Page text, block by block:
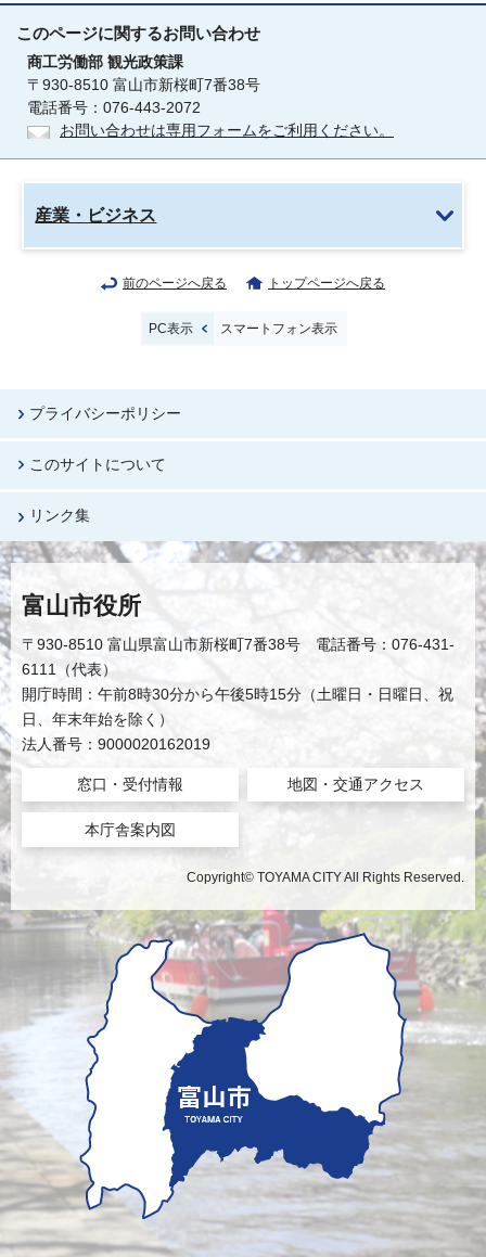
このページに関するお問い合わせ
商工労働部 観光政策課
〒930-8510 富山市新桜町7番38号
電話番号：076-443-2072
お問い合わせは専用フォームをご利用ください。
産業・ビジネス
前のページへ戻る トップページへ戻る
PC表示 スマートフォン表示
プライバシーポリシー
このサイトについて
リンク集
富山市役所
〒930-8510 富山県富山市新桜町7番38号 電話番号：076-431-
6111（代表）
開庁時間：午前8時30分から午後5時15分（土曜日・日曜日、祝
日、年末年始を除く）
法人番号：9000020162019
窓口・受付情報 地図・交通アクセス
本庁舎案内図
Copyright© TOYAMA CITY All Rights Reserved.